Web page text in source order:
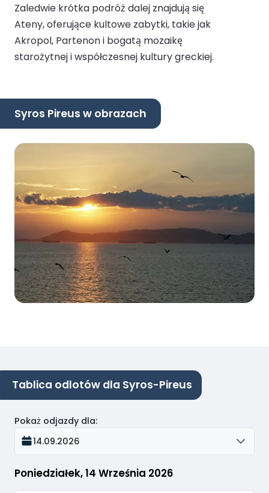
Zaledwie krótka podróż dalej znajdują się
Ateny, oferujące kultowe zabytki, takie jak
Akropol, Partenon i bogatą mozaikę
starożytnej i współczesnej kultury greckiej.
Syros Pireus w obrazach
Tablica odlotów dla Syros-Pireus
Poniedziałek, 14 Września 2026
Pokaż odjazdy dla:
14.09.2026